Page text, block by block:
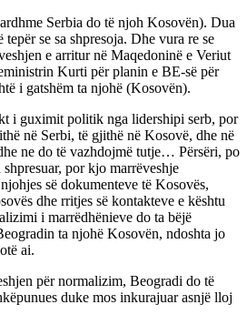
Serbia do të njoh Kosovën). Dua
se sa shpresoja. Dhe vura re se
e arritur në Maqedoninë e Veriut
Kurti për planin e BE-së për
i gatshëm ta njohë (Kosovën).
i guximit politik nga lidershipi serb, por
në Serbi, të gjithë në Kosovë, dhe në
ne do të vazhdojmë tutje… Përsëri, po
por kjo marrëveshje
së dokumenteve të Kosovës,
dhe rritjes së kontakteve e kështu
i marrëdhënieve do ta bëjë
ta njohë Kosovën, ndoshta jo
ai.
për normalizim, Beogradi do të
duke mos inkurajuar asnjë lloj